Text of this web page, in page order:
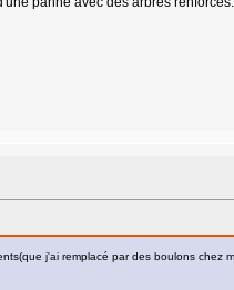
j'ai remplacé par des boulons chez